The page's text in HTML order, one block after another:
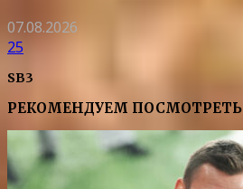
07.08.2026
25
SB3
РЕКОМЕНДУЕМ ПОСМОТРЕТЬ